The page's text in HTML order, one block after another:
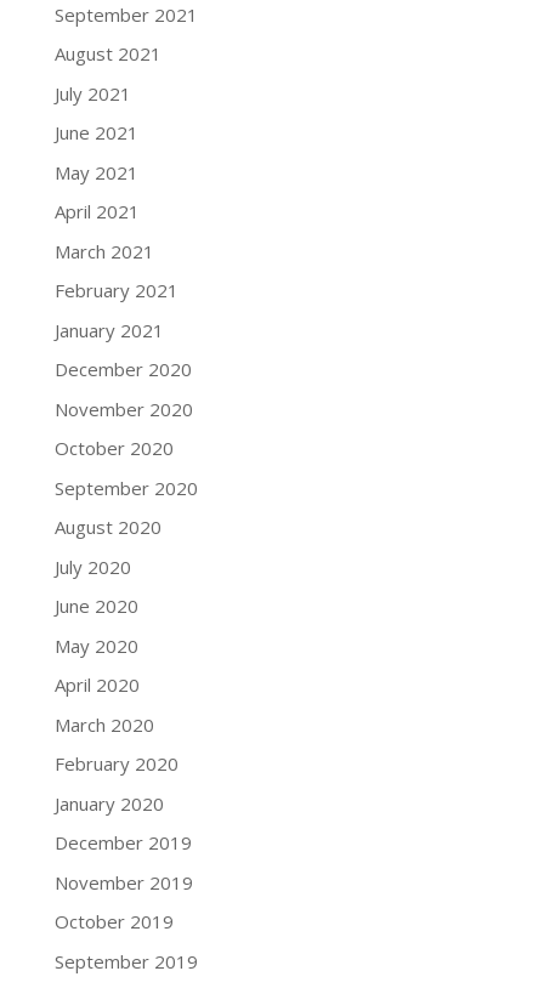
September 2021
August 2021
July 2021
June 2021
May 2021
April 2021
March 2021
February 2021
January 2021
December 2020
November 2020
October 2020
September 2020
August 2020
July 2020
June 2020
May 2020
April 2020
March 2020
February 2020
January 2020
December 2019
November 2019
October 2019
September 2019